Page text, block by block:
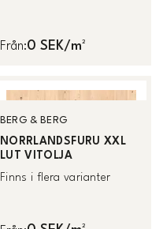
Från:0 SEK/m²
BERG & BERG
NORRLANDSFURU XXL
LUT VITOLJA
Finns i flera varianter